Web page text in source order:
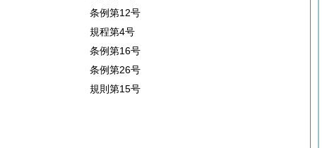
条例第12号
規程第4号
条例第16号
条例第26号
規則第15号